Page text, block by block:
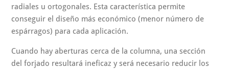
radiales u ortogonales. Esta característica permite
conseguir el diseño más económico (menor número de
espárragos) para cada aplicación.
Cuando hay aberturas cerca de la columna, una sección
del forjado resultará ineficaz y será necesario reducir los